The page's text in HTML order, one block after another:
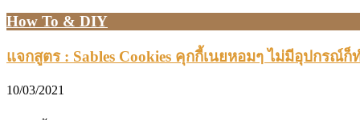
How To & DIY
แจกสูตร : Sables Cookies คุกกี้เนยหอมๆ ไม่มีอุปกรณ์ก็
10/03/2021